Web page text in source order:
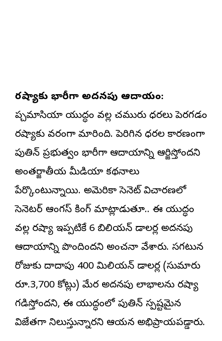
రష్యాకు భారీగా అదనపు ఆదాయం:
పశ్చిమాసియా యుద్ధం వల్ల చమురు ధరలు పెరగడం
రష్యాకు వరంగా మారింది. పెరిగిన ధరల కారణంగా
పుతిన్ ప్రభుత్వం భారీగా ఆదాయాన్ని ఆర్జిస్తోందని
అంతర్జాతీయ మీడియా కథనాలు
పేర్కొంటున్నాయి. అమెరికా సెనెట్ విచారణలో
సెనెటర్ ఆంగస్ కింగ్ మాట్లాడుతూ.. ఈ యుద్ధం
వల్ల రష్యా ఇప్పటికే 6 బిలియన్ డాలర్ల అదనపు
ఆదాయాన్ని పొందిందని అంచనా వేశారు. సగటున
రోజుకు దాదాపు 400 మిలియన్ డాలర్ల (సుమారు
రూ.3,700 కోట్లు) మేర అదనపు లాభాలను రష్యా
గడిస్తోందని, ఈ యుద్ధంలో పుతిన్ స్పష్టమైన
విజేతగా నిలుస్తున్నారని ఆయన అభిప్రాయపడ్డారు.